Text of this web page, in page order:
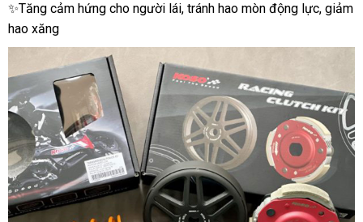
✨Tăng cảm hứng cho người lái, tránh hao mòn động lực, giảm
hao xăng